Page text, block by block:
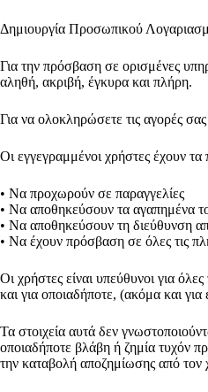
Δημιουργία Προσωπικού
Για την πρόσβαση σε ορισμένες
αληθή, ακριβή, έγκυρα και πλήρη.
Για να ολοκληρώσετε τις αγορές
Οι εγγεγραμμένοι χρήστες έχουν
• Να προχωρούν σε παραγγελίες
• Να αποθηκεύσουν τα αγαπημένα
• Να αποθηκεύσουν τη διεύθυνση
• Να έχουν πρόσβαση σε όλες τις
Οι χρήστες είναι υπεύθυνοι για
και για οποιαδήποτε, (ακόμα και
Τα στοιχεία αυτά δεν
οποιαδήποτε βλάβη ή ζημία τυχόν
την καταβολή αποζημίωσης από